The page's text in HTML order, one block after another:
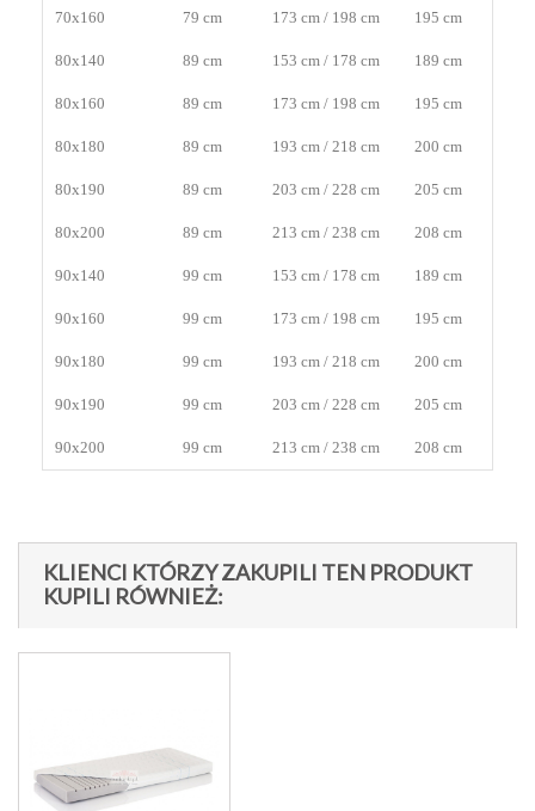
70x160 79 cm 173 cm / 198 cm 195 cm
80x140 89 cm 153 cm / 178 cm 189 cm
80x160 89 cm 173 cm / 198 cm 195 cm
80x180 89 cm 193 cm / 218 cm 200 cm
80x190 89 cm 203 cm / 228 cm 205 cm
80x200 89 cm 213 cm / 238 cm 208 cm
90x140 99 cm 153 cm / 178 cm 189 cm
90x160 99 cm 173 cm / 198 cm 195 cm
90x180 99 cm 193 cm / 218 cm 200 cm
90x190 99 cm 203 cm / 228 cm 205 cm
90x200 99 cm 213 cm / 238 cm 208 cm
KLIENCI KTÓRZY ZAKUPILI TEN PRODUKT
KUPILI RÓWNIEŻ: